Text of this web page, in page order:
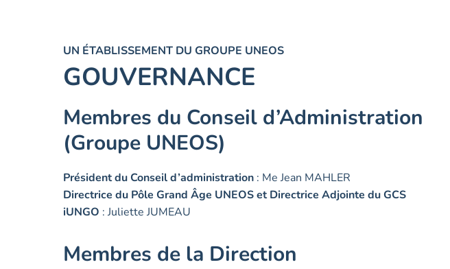
UN ÉTABLISSEMENT DU GROUPE UNEOS
GOUVERNANCE
Membres du Conseil d’Administration
(Groupe UNEOS)
Président du Conseil d’administration : Me Jean MAHLER
Directrice du Pôle Grand Âge UNEOS et Directrice Adjointe du GCS
iUNGO : Juliette JUMEAU
Membres de la Direction